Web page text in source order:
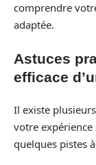
comprendre
adaptée.
Astuces
efficace
Il existe
votre expérience
quelques pistes